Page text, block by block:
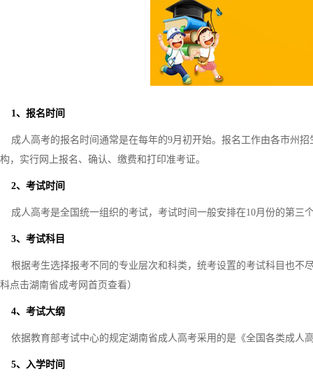
1、报名时间
成人高考的报名时间通常是在每年的9月初开始。报名工作由各市州
构，实行网上报名、确认、缴费和打印准考证。
2、考试时间
成人高考是全国统一组织的考试，考试时间一般安排在10月份的第三
3、考试科目
根据考生选择报考不同的专业层次和科类，统考设置的考试科目也不
科点击湖南省成考网首页查看）
4、考试大纲
依据教育部考试中心的规定湖南省成人高考采用的是《全国各类成人
5、入学时间